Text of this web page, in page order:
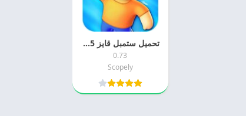
تحميل ستمبل قايز 2025 Stumble Guys مهكره اخر اصدار
0.73
Scopely